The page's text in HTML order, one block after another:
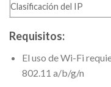
Clasificación del IP
Requisitos:
El uso de Wi-Fi
802.11 a/b/g/n